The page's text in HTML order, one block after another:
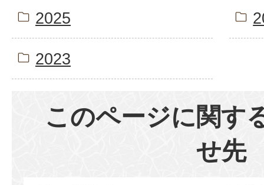
2025
2023
このページに関す
せ先